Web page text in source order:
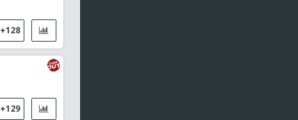
13:00Bundesliga 2
Darmstadt / Holstein Kiel
Bundesliga 2
1. FC Magdeburg / Eintracht Braunschweig
+128
+129